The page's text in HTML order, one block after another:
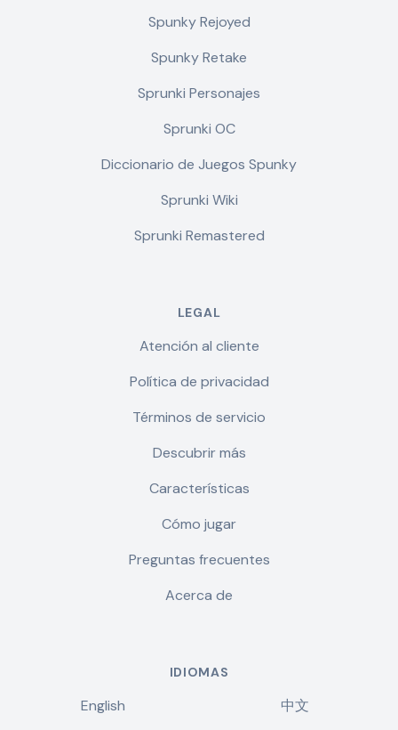
Spunky Rejoyed
Spunky Retake
Sprunki Personajes
Sprunki OC
Diccionario de Juegos Spunky
Sprunki Wiki
Sprunki Remastered
LEGAL
Atención al cliente
Política de privacidad
Términos de servicio
Descubrir más
Características
Cómo jugar
Preguntas frecuentes
Acerca de
IDIOMAS
English 中文